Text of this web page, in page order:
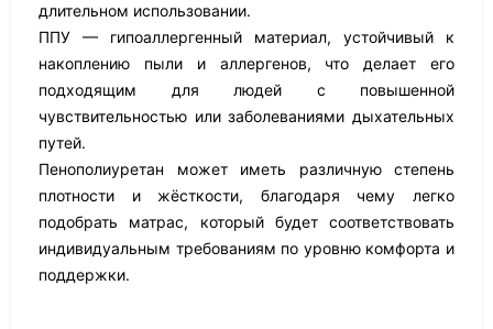
длительном использовании.
ППУ — гипоаллергенный материал, устойчивый к
накоплению пыли и аллергенов, что делает его
подходящим для людей с повышенной
чувствительностью или заболеваниями дыхательных
путей.
Пенополиуретан может иметь различную степень
плотности и жёсткости, благодаря чему легко
подобрать матрас, который будет соответствовать
индивидуальным требованиям по уровню комфорта и
поддержки.